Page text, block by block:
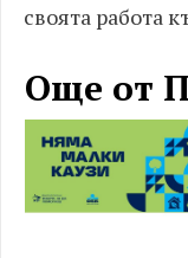
своята работа
Още от